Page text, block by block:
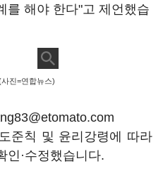
를 해야 한다"고 제언했습
진=연합뉴스)
준칙 및 윤리강령에 따라
인·수정했습니다.